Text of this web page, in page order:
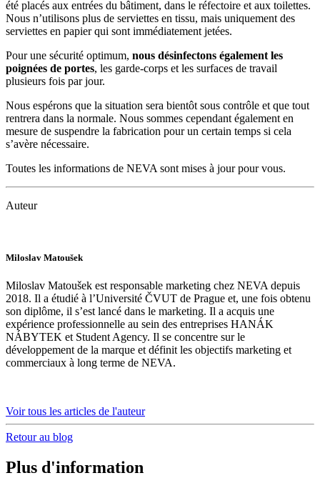
été placés aux entrées du bâtiment, dans le réfectoire et aux toilettes.
Nous n’utilisons plus de serviettes en tissu, mais uniquement des
serviettes en papier qui sont immédiatement jetées.
Pour une sécurité optimum, nous désinfectons également les
poignées de portes, les garde-corps et les surfaces de travail
plusieurs fois par jour.
Nous espérons que la situation sera bientôt sous contrôle et que tout
rentrera dans la normale. Nous sommes cependant également en
mesure de suspendre la fabrication pour un certain temps si cela
s’avère nécessaire.
Toutes les informations de NEVA sont mises à jour pour vous.
Auteur
Miloslav Matoušek
Miloslav Matoušek est responsable marketing chez NEVA depuis
2018. Il a étudié à l’Université ČVUT de Prague et, une fois obtenu
son diplôme, il s’est lancé dans le marketing. Il a acquis une
expérience professionnelle au sein des entreprises HANÁK
NÁBYTEK et Student Agency. Il se concentre sur le
développement de la marque et définit les objectifs marketing et
commerciaux à long terme de NEVA.
Voir tous les articles de l'auteur
Retour au blog
Plus d'information